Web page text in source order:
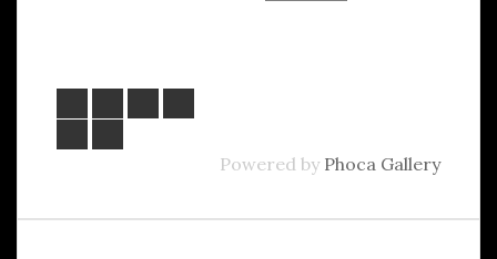
Powered by Phoca Gallery